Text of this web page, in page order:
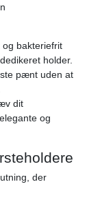
bakteriefrit
holder.
pænt uden at
dit
og
der